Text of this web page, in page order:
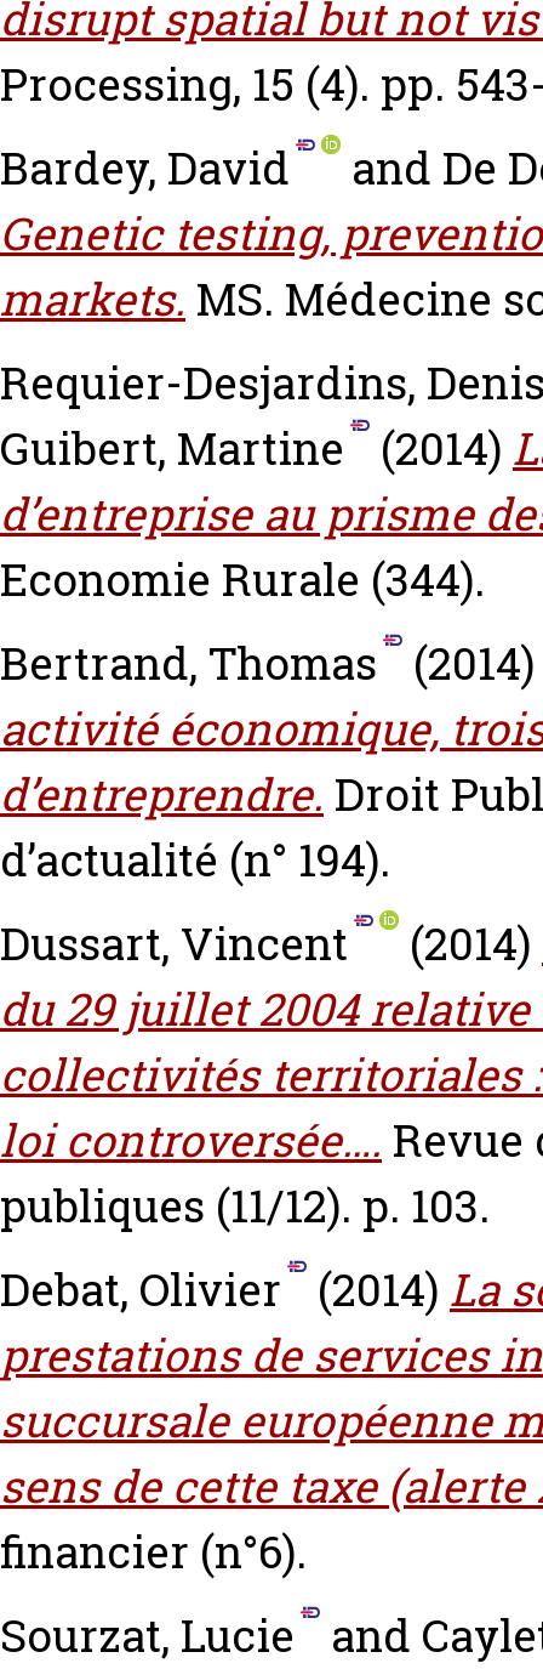
disrupt spatial but not
Processing, 15 (4). pp.
Bardey, David
and De
Genetic testing,
markets. MS. Médecine
Requier-Desjardins,
Guibert, Martine
(2014)
d’entreprise au prisme
Economie Rurale (344).
Bertrand, Thomas
activité économique,
d’entreprendre. Droit
d’actualité (n° 194).
Dussart, Vincent
(2014)
du 29 juillet 2004
collectivités territoriales
loi controversée…. Revue
publiques (11/12). p. 103.
Debat, Olivier
(2014) La
prestations de services
succursale européenne
sens de cette taxe (alerte
financier (n°6).
Sourzat, Lucie
and